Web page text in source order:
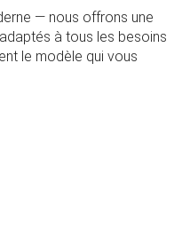
— nous offrons une
à tous les besoins
le modèle qui vous